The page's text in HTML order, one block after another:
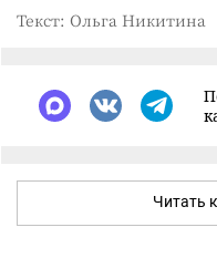
Текст: Ольга Никитина
Читать